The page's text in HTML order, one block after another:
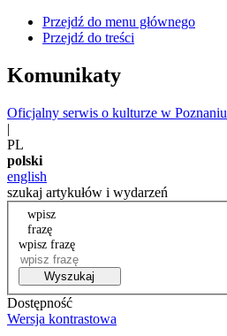
Przejdź do menu głównego
Przejdź do treści
Komunikaty
Oficjalny serwis o kulturze w Poznaniu
|
PL
polski
english
szukaj artykułów i wydarzeń
wpisz
frazę
wpisz frazę
Wyszukaj
Dostępność
Wersja kontrastowa